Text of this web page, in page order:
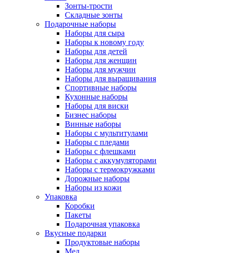
Зонты-трости
Складные зонты
Подарочные наборы
Наборы для сыра
Наборы к новому году
Наборы для детей
Наборы для женщин
Наборы для мужчин
Наборы для выращивания
Спортивные наборы
Кухонные наборы
Наборы для виски
Бизнес наборы
Винные наборы
Наборы с мультитулами
Наборы с пледами
Наборы с флешками
Наборы с аккумуляторами
Наборы с термокружками
Дорожные наборы
Наборы из кожи
Упаковка
Коробки
Пакеты
Подарочная упаковка
Вкусные подарки
Продуктовые наборы
Мед